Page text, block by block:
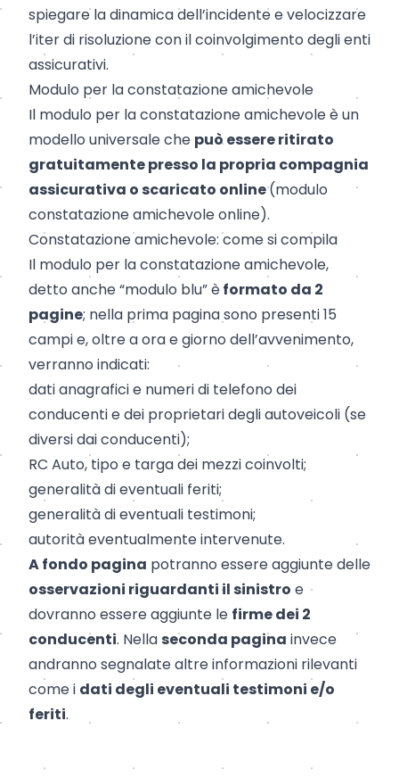
spiegare la dinamica dell’incidente e velocizzare
l’iter di risoluzione con il coinvolgimento degli enti
assicurativi.
Modulo per la constatazione amichevole
Il modulo per la constatazione amichevole è un
modello universale che può essere ritirato
gratuitamente presso la propria compagnia
assicurativa o scaricato online(modulo
constatazione amichevole online).
Constatazione amichevole: come si compila
Il modulo per la constatazione amichevole,
detto anche “modulo blu” èformato da 2
pagine; nella prima pagina sono presenti 15
campi e, oltre a ora e giorno dell’avvenimento,
verranno indicati:
dati anagrafici e numeri di telefono dei
conducenti e dei proprietari degli autoveicoli (se
diversi dai conducenti);
RC Auto, tipo e targa dei mezzi coinvolti;
generalità di eventuali feriti;
generalità di eventuali testimoni;
autorità eventualmente intervenute.
A fondo pagina potranno essere aggiunte delle
osservazioni riguardanti il sinistro e
dovranno essere aggiunte le firme dei 2
conducenti. Nella seconda pagina invece
andranno segnalate altre informazioni rilevanti
come i dati degli eventuali testimoni e/o
feriti.